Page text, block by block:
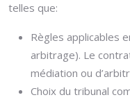
telles que:
Règles applicables
arbitrage). Le
médiation ou
Choix du tribunal